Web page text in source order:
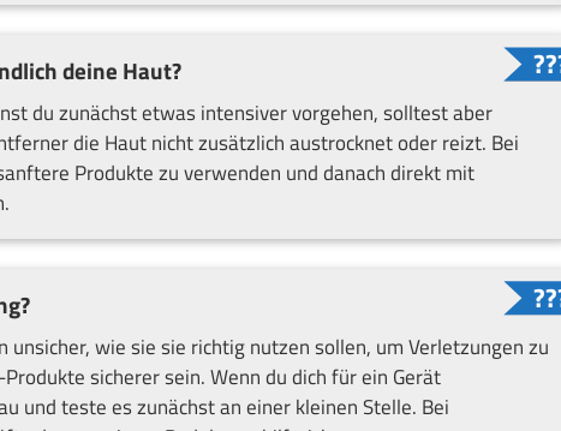
deine Haut?
du zunächst etwas intensiver vorgehen, solltest aber
die Haut nicht zusätzlich austrocknet oder reizt. Bei
Produkte zu verwenden und danach direkt mit
wie sie sie richtig nutzen sollen, um Verletzungen zu
sicherer sein. Wenn du dich für ein Gerät
und teste es zunächst an einer kleinen Stelle. Bei